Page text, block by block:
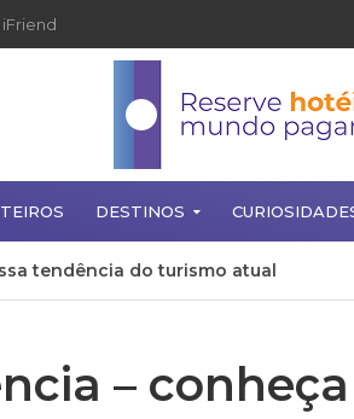
DESTINOS
tendência do turismo atual
– conheça